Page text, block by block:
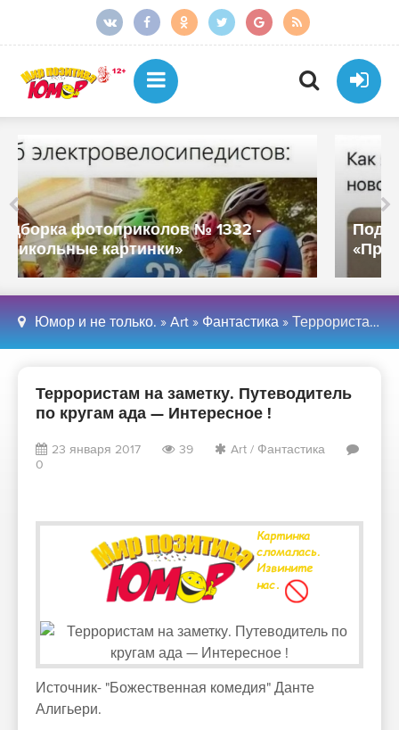
Подборка фотоприколов № 1331 -
«Прикольные картинки»
Юмор и не только. » Art » Фантастика » Террористам на заметку. Путеводитель по кругам ада — Интересное !
Террористам на заметку. Путеводитель
по кругам ада — Интересное !
23 января 2017 39 Art / Фантастика
0
Источник- "Божественная комедия" Данте
Алигьери.